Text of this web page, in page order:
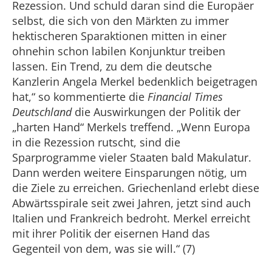
Rezession. Und schuld daran sind die Europäer
selbst, die sich von den Märkten zu immer
hektischeren Sparaktionen mitten in einer
ohnehin schon labilen Konjunktur treiben
lassen. Ein Trend, zu dem die deutsche
Kanzlerin Angela Merkel bedenklich beigetragen
hat,“ so kommentierte die Financial Times
Deutschlanddie Auswirkungen der Politik der
„harten Hand“ Merkels treffend. „Wenn Europa
in die Rezession rutscht, sind die
Sparprogramme vieler Staaten bald Makulatur.
Dann werden weitere Einsparungen nötig, um
die Ziele zu erreichen. Griechenland erlebt diese
Abwärtsspirale seit zwei Jahren, jetzt sind auch
Italien und Frankreich bedroht. Merkel erreicht
mit ihrer Politik der eisernen Hand das
Gegenteil von dem, was sie will.“ (7)